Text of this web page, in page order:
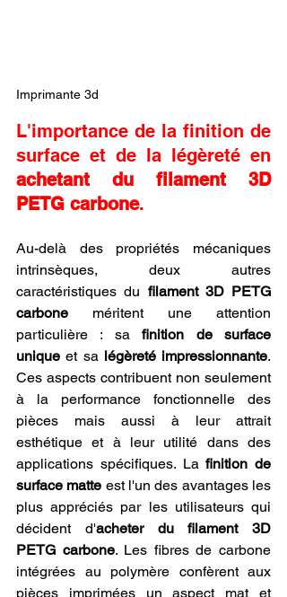
Imprimante 3d
L'importance de la finition de
achetant du filament 3D
PETG carbone.
Au-delà des propriétés mécaniques
intrinsèques, deux autres
caractéristiques du filament 3D PETG
carbone méritent une attention
particulière : sa finition de surface
unique et sa légèreté impressionnante.
Ces aspects contribuent non seulement
à la performance fonctionnelle des
pièces mais aussi à leur attrait
esthétique et à leur utilité dans des
applications spécifiques. La finition de
surface matte est l'un des avantages les
plus appréciés par les utilisateurs qui
décident d'acheter du filament 3D
PETG carbone. Les fibres de carbone
intégrées au polymère confèrent aux
pièces imprimées un aspect mat et